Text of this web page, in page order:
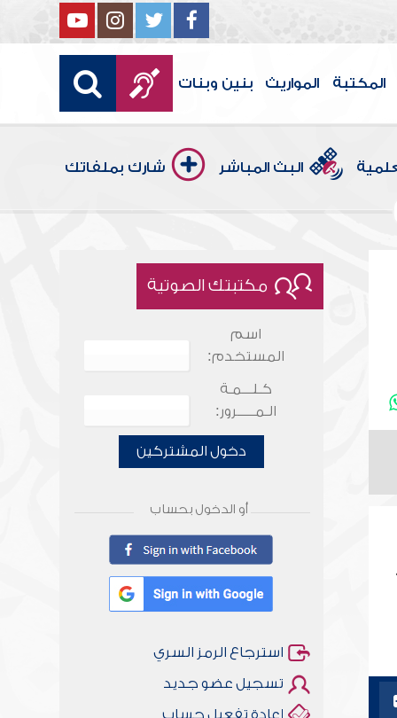
المكتبة المواريث بنين وبنات
البث المباشر شارك بملفاتك
مكتبتك الصوتية
اسم
المستخدم:
كـلـــمـة
الـمـــــرور:
دخول المشتركين
أو الدخول بحساب
استرجاع الرمز السري
تسجيل عضو جديد
إعادة تفعيل حساب